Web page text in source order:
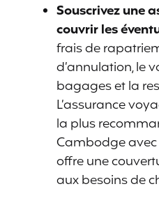
Souscrivez une
couvrir les
frais de
d’annulation, le
bagages et la
L’assurance
la plus
Cambodge avec
offre une
aux besoins de